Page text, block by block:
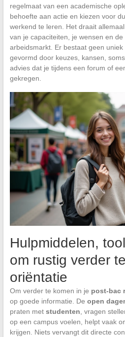
regelmaat van een academische
behoefte aan actie en kiezen voor
werkend te leren. Het draait
van je capaciteiten, je wensen en
arbeidsmarkt. Er bestaat geen
gevormd door keuzes, kansen,
advies dat je tijdens een forum of
gekregen.
Hulpmiddelen,
om rustig verder
oriëntatie
Om verder te komen in je post-bac
op goede informatie. De open
praten met studenten , vragen
op een campus voelen, helpt vaak
krijgen. Niets vervangt dit directe